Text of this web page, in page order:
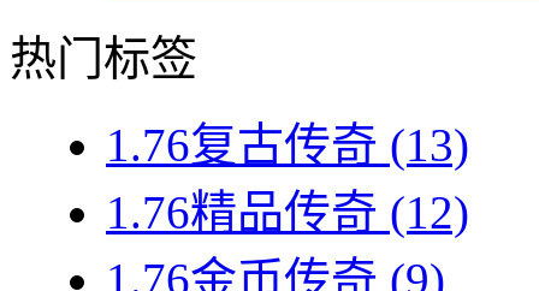
热门标签
1.76复古传奇 (13)
1.76精品传奇 (12)
1.76金币传奇 (9)